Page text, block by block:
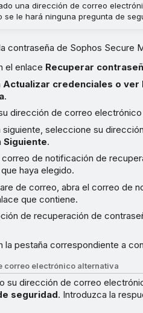
una dirección de correo
se le hará ninguna pregunta de
contraseña de Sophos Secure
el enlace Recuperar
Actualizar credenciales o
.
dirección de correo
siguiente, seleccione su
Siguiente.
correo de notificación de
haya elegido.
de correo, abra el correo de
que contiene.
de recuperación de
la pestaña correspondiente a
correo electrónico alternativa
su dirección de correo
seguridad. Introduzca la